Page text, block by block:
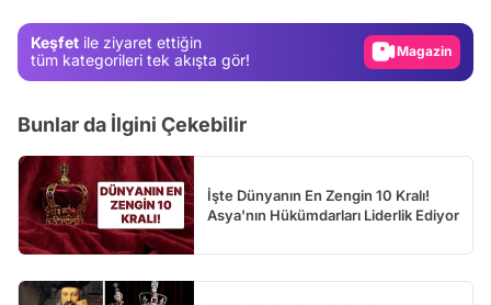
Keşfet ile ziyaret ettiğin
tüm kategorileri tek akışta gör!
Video
Bunlar da İlgini Çekebilir
İşte Dünyanın En Zengin 10 Kralı!
Asya'nın Hükümdarları Liderlik Ediyor